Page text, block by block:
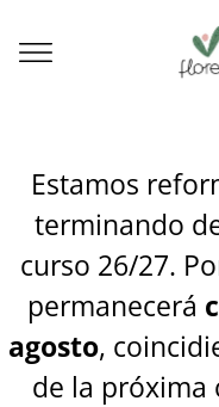
Estamos
terminando
curso 26/27.
permanecerá
agosto,
de la próxima